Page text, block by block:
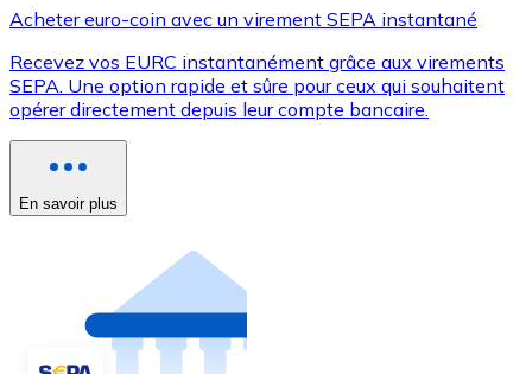
Acheter euro-coin avec un virement SEPA instantané
Recevez vos EURC instantanément grâce aux virements
SEPA. Une option rapide et sûre pour ceux qui souhaitent
opérer directement depuis leur compte bancaire.
En savoir plus